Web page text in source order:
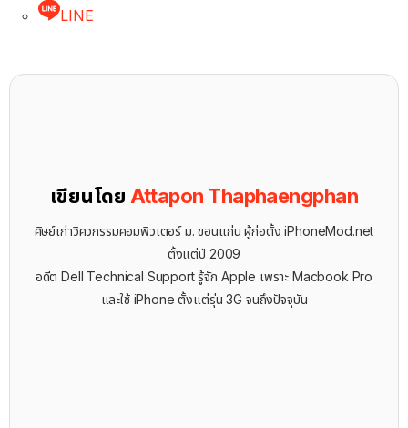
LINE
เขียนโดย Attapon Thaphaengphan
ศิษย์เก่าวิศวกรรมคอมพิวเตอร์ ม. ขอนแก่น ผู้ก่อตั้ง iPhoneMod.net
ตั้งแต่ปี 2009
อดีต Dell Technical Support รู้จัก ​Apple เพราะ Macbook Pro
และใช้ iPhone ตั้งแต่รุ่น 3G จนถึงปัจจุบัน